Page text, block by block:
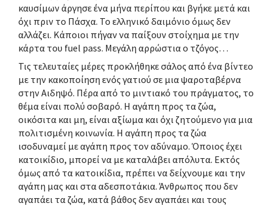
καυσίμων άργησε ένα μήνα περίπου και βγήκε μετά και
όχι πριν το Πάσχα. Το ελληνικό δαιμόνιο όμως δεν
αλλάζει. Κάποιοι πήγαν να παίξουν στοίχημα με την
κάρτα του fuel pass. Μεγάλη αρρώστια ο τζόγος…
Τις τελευταίες μέρες προκλήθηκε σάλος από ένα βίντεο
με την κακοποίηση ενός γατιού σε μια ψαροταβέρνα
στην Αιδηψό. Πέρα από το μιντιακό του πράγματος, το
θέμα είναι πολύ σοβαρό. Η αγάπη προς τα ζώα,
οικόσιτα και μη, είναι αξίωμα και όχι ζητούμενο για μια
πολιτισμένη κοινωνία. Η αγάπη προς τα ζώα
ισοδυναμεί με αγάπη προς τον αδύναμο. Όποιος έχει
κατοικίδιο, μπορεί να με καταλάβει απόλυτα. Εκτός
όμως από τα κατοικίδια, πρέπει να δείχνουμε και την
αγάπη μας και στα αδεσποτάκια. Άνθρωπος που δεν
αγαπάει τα ζώα, κατά βάθος δεν αγαπάει και τους